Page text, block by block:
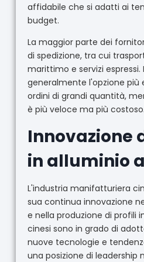
affidabile che si adatti ai
budget.
La maggior parte dei
di spedizione, tra cui
marittimo e servizi
generalmente l'opzione più
ordini di grandi quantità,
è più veloce ma più costoso.
Innovazione
in alluminio a
L'industria manifatturiera
sua continua innovazione
e nella produzione di profili
cinesi sono in grado di
nuove tecnologie e
una posizione di leadership